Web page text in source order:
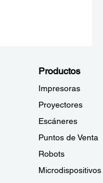
Productos
Impresoras
Proyectores
Escáneres
Puntos de Venta
Robots
Microdispositivos